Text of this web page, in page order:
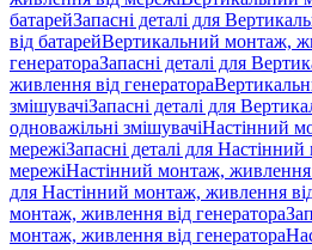
батарейЗапасні деталі для
від батарейВертикальний монтаж,
генератораЗапасні деталі для
живлення від генератора
змішувачіЗапасні деталі для
одноважільні змішувачіНастінний
мережіЗапасні деталі для
мережіНастінний монтаж, живлення
для Настінний монтаж, живлення
монтаж, живлення від генератора
монтаж, живлення від генератора